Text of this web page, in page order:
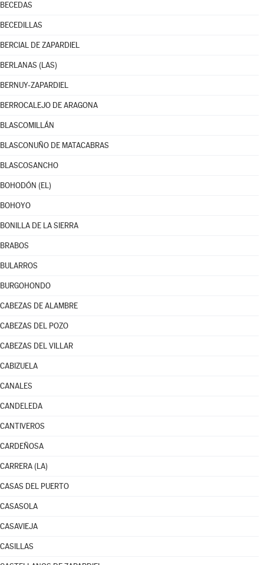
BECEDAS
BECEDILLAS
BERCIAL DE ZAPARDIEL
BERLANAS (LAS)
BERNUY-ZAPARDIEL
BERROCALEJO DE ARAGONA
BLASCOMILLÁN
BLASCONUÑO DE MATACABRAS
BLASCOSANCHO
BOHODÓN (EL)
BOHOYO
BONILLA DE LA SIERRA
BRABOS
BULARROS
BURGOHONDO
CABEZAS DE ALAMBRE
CABEZAS DEL POZO
CABEZAS DEL VILLAR
CABIZUELA
CANALES
CANDELEDA
CANTIVEROS
CARDEÑOSA
CARRERA (LA)
CASAS DEL PUERTO
CASASOLA
CASAVIEJA
CASILLAS